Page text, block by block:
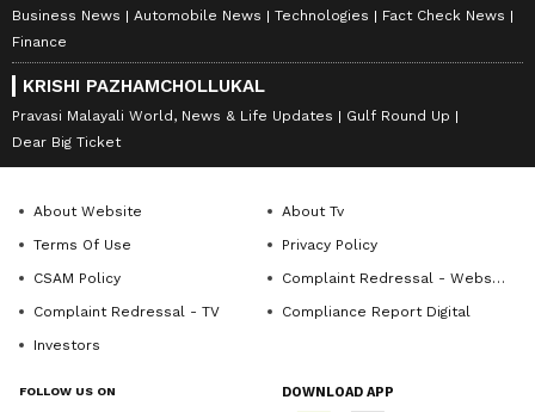
Business News Automobile News Technologies
Fact Check News
Finance
KRISHI PAZHAMCHOLLUKAL
Pravasi Malayali World, News & Life Updates
Gulf Round Up
Dear Big Ticket
About Website
About Tv
Terms Of Use
Privacy Policy
CSAM Policy
Complaint Redressal - Website
Complaint Redressal - TV
Compliance Report Digital
Investors
FOLLOW US ON DOWNLOAD APP